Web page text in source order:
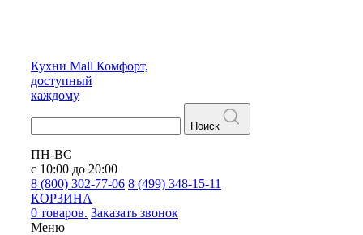
Кухни Mall Комфорт,
доступный
каждому
Поиск
ПН-ВС
с 10:00 до 20:00
8 (800) 302-77-06 8 (499) 348-15-11
КОРЗИНА
0 товаров. Заказать звонок
Меню